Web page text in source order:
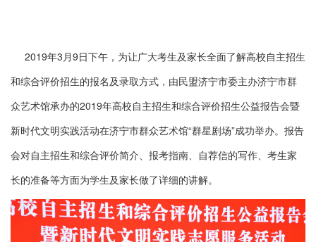
2019年3月9日下午，为让广大考生及家长全面了解高校自主招生
和综合评价招生的报名及录取方式，由民盟济宁市委主办济宁市群
众艺术馆承办的2019年高校自主招生和综合评价招生公益报告会暨
新时代文明实践活动在济宁市群众艺术馆“群星剧场”成功举办。报告
会对自主招生和综合评价简介、报考指南、自荐信的写作、考生家
长的准备等方面为学生及家长做了详细的讲解。